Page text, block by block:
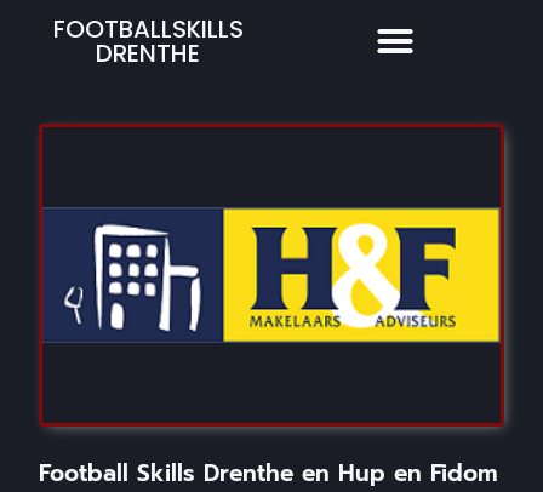
FOOTBALLSKILLS
DRENTHE
Football Skills Drenthe en Hup en Fidom